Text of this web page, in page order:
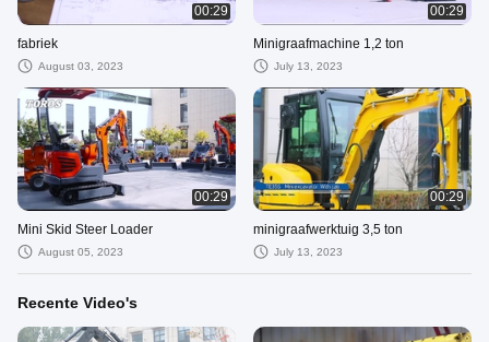
00:29
fabriek
August 03, 2023
00:29
Minigraafmachine 1,2 ton
July 13, 2023
00:29
Mini Skid Steer Loader
August 05, 2023
00:29
minigraafwerktuig 3,5 ton
July 13, 2023
Recente Video's